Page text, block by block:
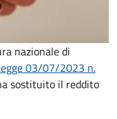
nazionale di
03/07/2023 n.
sostituito il reddito